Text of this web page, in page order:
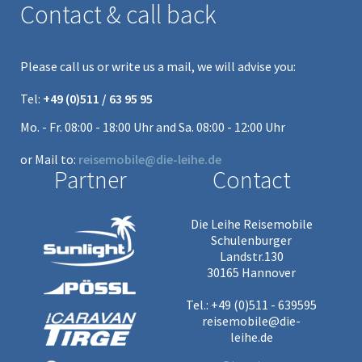
Contact & call back
Please call us or write us a mail, we will advise you:
Tel: +49 (0)511 / 63 95 95
Mo. - Fr. 08:00 - 18:00 Uhr and Sa. 08:00 - 12:00 Uhr
or Mail to: reisemobile@die-leihe.de
Partner Contact
Die Leihe Reisemobile
Schulenburger
Landstr.130
30165 Hannover
Tel.: +49 (0)511 - 639595
reisemobile@die-
leihe.de